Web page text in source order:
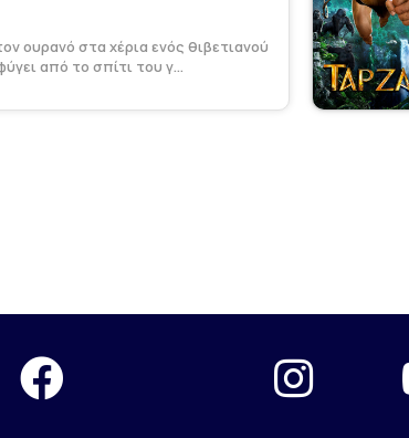
ουρανό στα χέρια ενός θιβετιανού
από το σπίτι του γ...